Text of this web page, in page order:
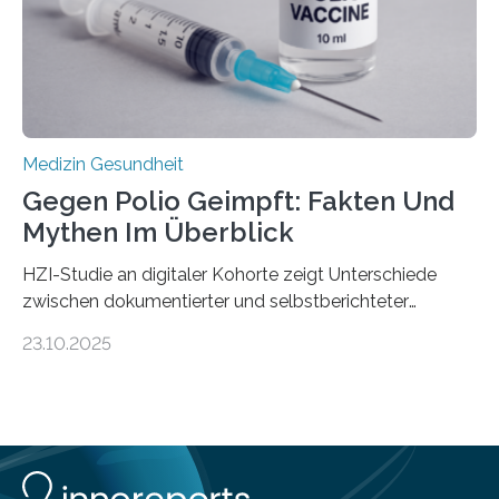
Schwachstelle im Erbgut einer Untergruppe des
Medulloblastoms gefunden. Die Wilhelm Sander-
Stiftung unterstützte das Projekt…
Medizin Gesundheit
Gegen Polio Geimpft: Fakten Und
Mythen Im Überblick
HZI-Studie an digitaler Kohorte zeigt Unterschiede
zwischen dokumentierter und selbstberichteter
Kinderlähmung, ist eine ansteckende Krankheit, die
nur noch in zwei Ländern endemisch. Bis das Virus
weltweit ausgerottet ist, ist aber auch in Deutschland
23.10.2025